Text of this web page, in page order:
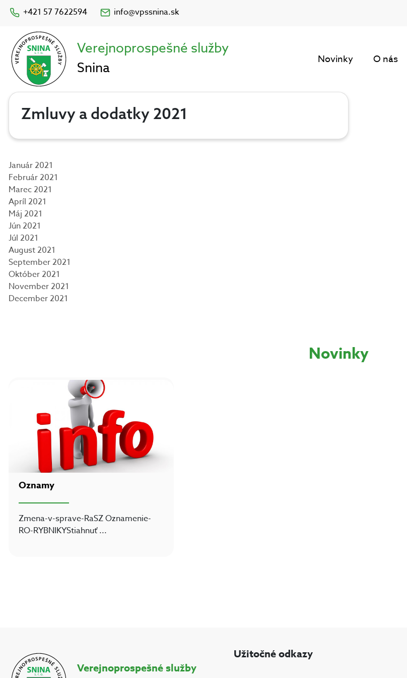
+421 57 7622594 info@vpssnina.sk
Verejnoprospešné služby
Snina
Novinky O nás
Zmluvy a dodatky 2021
Január 2021
Február 2021
Marec 2021
Apríl 2021
Máj 2021
Jún 2021
Júl 2021
August 2021
September 2021
Október 2021
November 2021
December 2021
Novinky
Oznamy
Zmena-v-sprave-RaSZ Oznamenie-
RO-RYBNIKYStiahnuť...
Verejnoprospešné služby
Užitočné odkazy